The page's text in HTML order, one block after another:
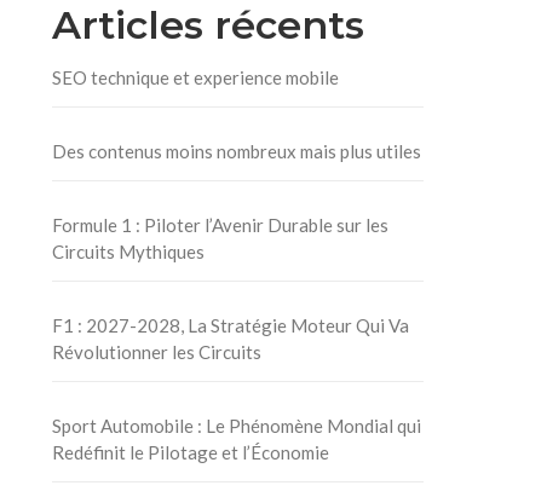
Articles récents
SEO technique et experience mobile
Des contenus moins nombreux mais plus utiles
Formule 1 : Piloter l’Avenir Durable sur les
Circuits Mythiques
F1 : 2027-2028, La Stratégie Moteur Qui Va
Révolutionner les Circuits
Sport Automobile : Le Phénomène Mondial qui
Redéfinit le Pilotage et l’Économie